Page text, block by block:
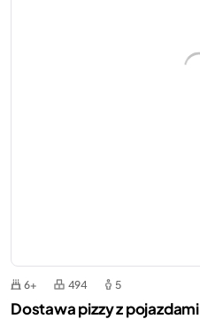
6+ 494 5
Dostawa pizzy z pojazdami